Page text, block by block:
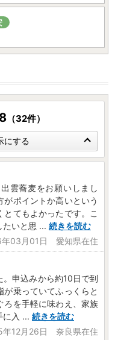
（32件）
にする
雲蕎麦をお願いしまし
ポイントか高いという
てもよかったです。こ
たいと思 ... 続きを読む
年03月01日 愛知県在住
。申込みから約10日で到
乗っていてふっくらと
ろを手軽に味わえ、家族
入 ... 続きを読む
年12月26日 奈良県在住